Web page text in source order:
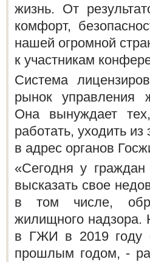
жизнь. От
комфорт,
нашей огромной
к участникам
Система
рынок управления
Она вынуждает
работать, уходить
в адрес органов
«Сегодня у
высказать свое
в том числе,
жилищного надзора.
в ГЖИ в 2019 году
прошлым годом, -